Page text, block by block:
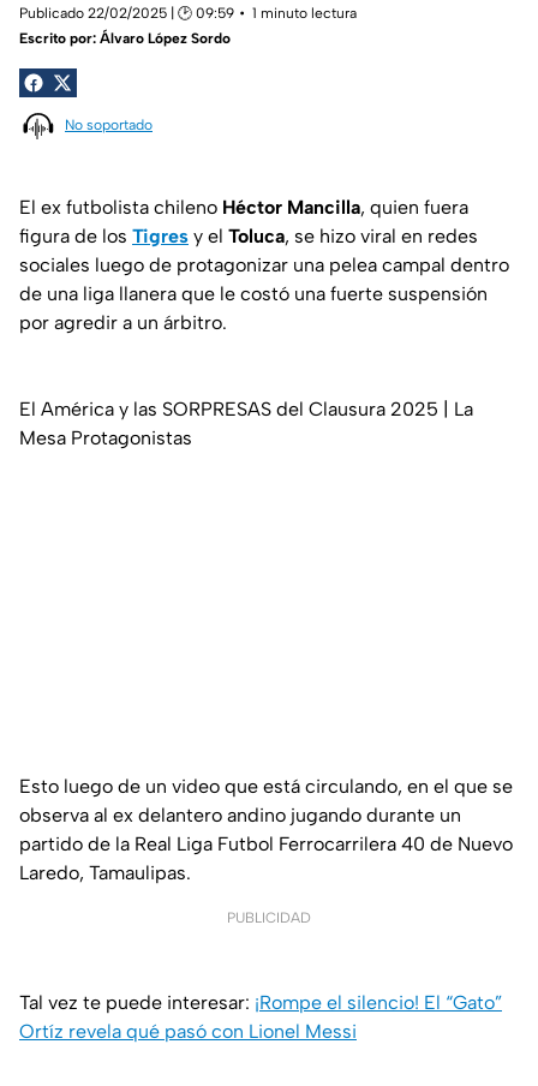
Publicado 22/02/2025 | 🕑 09:59
1 minuto lectura
Escrito por: Álvaro López Sordo
No soportado
El ex futbolista chileno Héctor Mancilla, quien fuera
figura de los Tigres y el Toluca, se hizo viral en redes
sociales luego de protagonizar una pelea campal dentro
de una liga llanera que le costó una fuerte suspensión
por agredir a un árbitro.
El América y las SORPRESAS del Clausura 2025 | La
Mesa Protagonistas
Esto luego de un video que está circulando, en el que se
observa al ex delantero andino jugando durante un
partido de la Real Liga Futbol Ferrocarrilera 40 de Nuevo
Laredo, Tamaulipas.
PUBLICIDAD
Tal vez te puede interesar: ¡Rompe el silencio! El “Gato”
Ortíz revela qué pasó con Lionel Messi